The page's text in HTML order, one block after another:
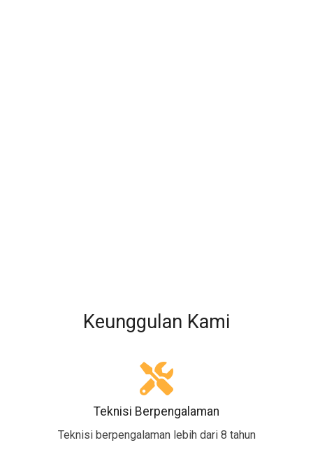
Keunggulan Kami
Teknisi Berpengalaman
Teknisi berpengalaman lebih dari 8 tahun